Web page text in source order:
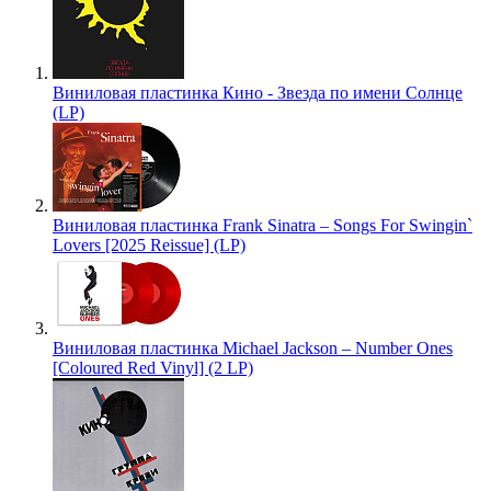
Виниловая пластинка Кино - Звезда по имени Солнце
(LP)
Виниловая пластинка Frank Sinatra – Songs For Swingin`
Lovers [2025 Reissue] (LP)
Виниловая пластинка Michael Jackson – Number Ones
[Coloured Red Vinyl] (2 LP)